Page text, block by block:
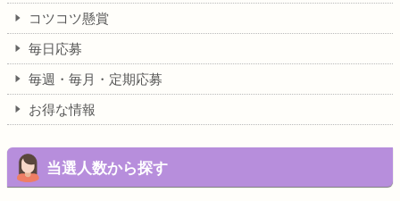
コツコツ懸賞
毎日応募
毎週・毎月・定期応募
お得な情報
当選人数から探す